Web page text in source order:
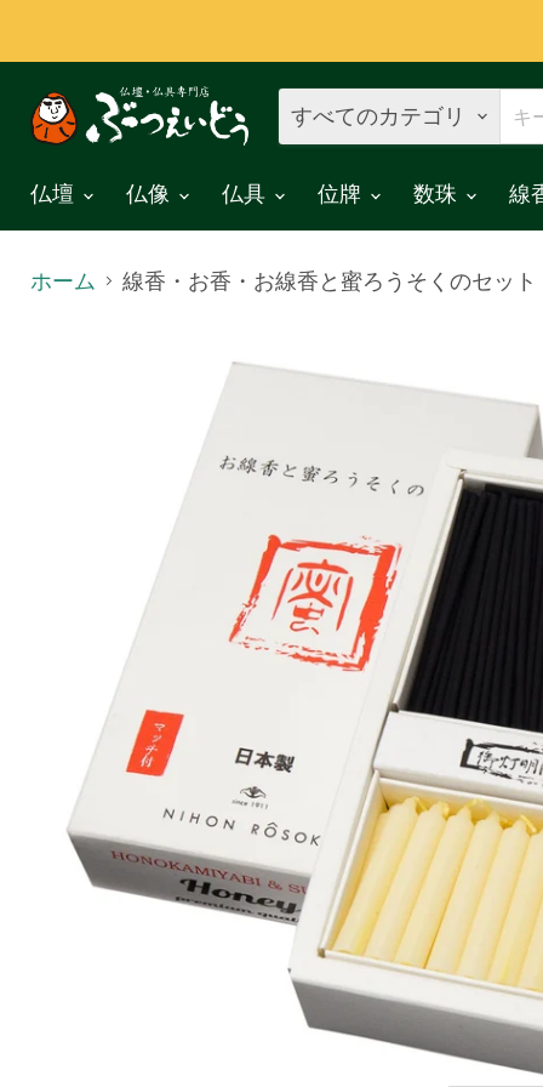
すべてのカテゴリ
仏壇 仏像 仏具 位牌 数珠 線
ホーム 線香・お香・お線香と蜜ろうそくのセッ